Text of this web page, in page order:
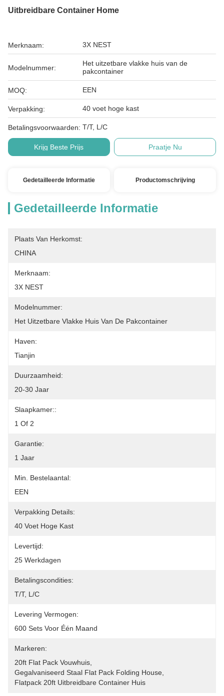
Uitbreidbare Container Home
Merknaam: 3X NEST
Modelnummer:
Het uitzetbare vlakke huis van de
pakcontainer
MOQ: EEN
Verpakking: 40 voet hoge kast
Betalingsvoorwaarden: T/T, L/C
Krijg Beste Prijs Praatje Nu
Gedetailleerde Informatie Productomschrijving
Gedetailleerde Informatie
Plaats Van Herkomst:
CHINA
Merknaam:
3X NEST
Modelnummer:
Het Uitzetbare Vlakke Huis Van De Pakcontainer
Haven:
Tianjin
Duurzaamheid:
20-30 Jaar
Slaapkamer::
1 Of 2
Garantie:
1 Jaar
Min. Bestelaantal:
EEN
Verpakking Details:
40 Voet Hoge Kast
Levertijd:
25 Werkdagen
Betalingscondities:
T/T, L/C
Levering Vermogen:
600 Sets Voor Één Maand
Markeren:
20ft Flat Pack Vouwhuis
Gegalvaniseerd Staal Flat Pack Folding House
Flatpack 20ft Uitbreidbare Container Huis